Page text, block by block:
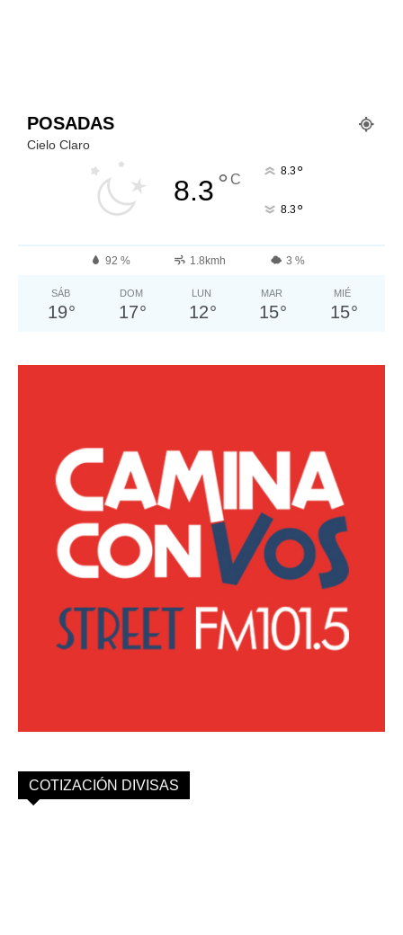
POSADAS
Cielo Claro
8.3° C
8.3°
8.3°
92 % 1.8kmh 3 %
SÁB
19°
DOM
17°
LUN
12°
MAR
15°
MIÉ
15°
COTIZACIÓN DIVISAS